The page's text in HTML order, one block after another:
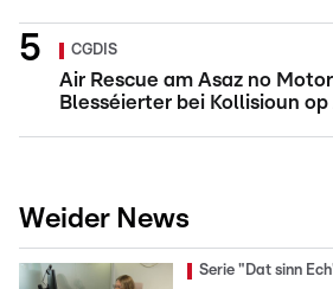
CGDIS
Air Rescue am Asaz no
Blesséierter bei Kollisioun op
Weider News
Serie "Dat sinn